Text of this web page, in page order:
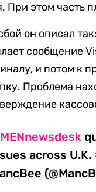
При этом часть
он описал
сообщение
и потом к
Проблема
across U.K.